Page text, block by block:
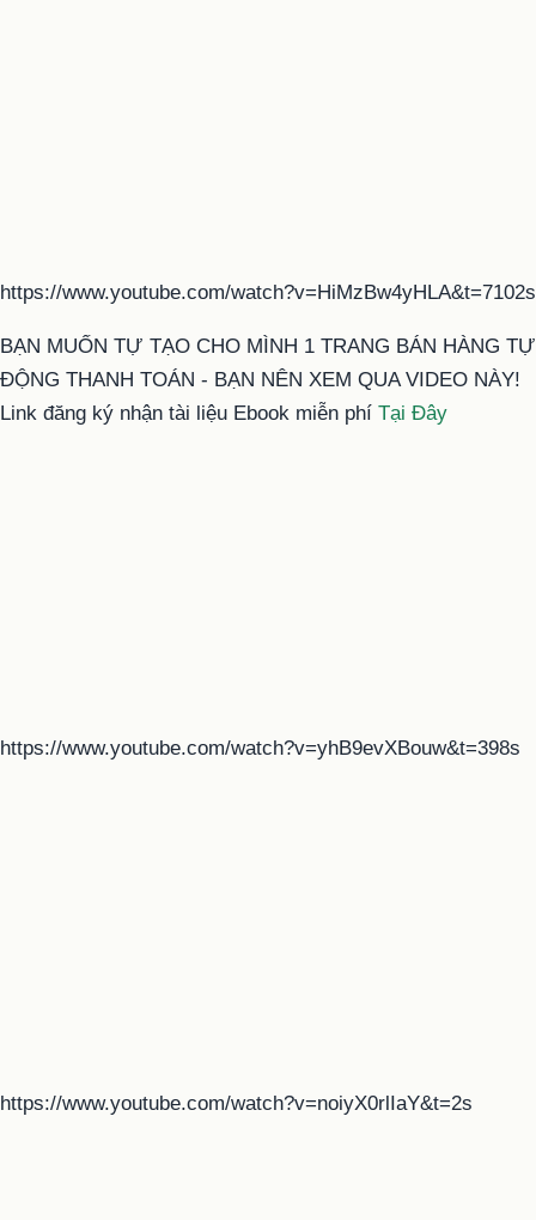
https://www.youtube.com/watch?v=HiMzBw4yHLA&t=7102s
BẠN MUỐN TỰ TẠO CHO MÌNH 1 TRANG BÁN HÀNG TỰ
ĐỘNG THANH TOÁN - BẠN NÊN XEM QUA VIDEO NÀY!
Link đăng ký nhận tài liệu Ebook miễn phí Tại Đây
https://www.youtube.com/watch?v=yhB9evXBouw&t=398s
https://www.youtube.com/watch?v=noiyX0rlIaY&t=2s